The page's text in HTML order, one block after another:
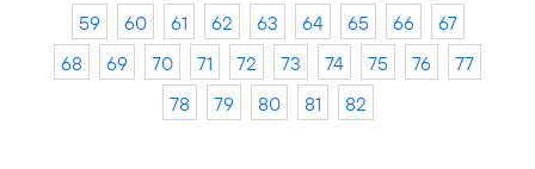
59
60 61 62 63 64 65 66
67
68
69 70 71 72 73 74 75 76
77
78
79 80 81 82